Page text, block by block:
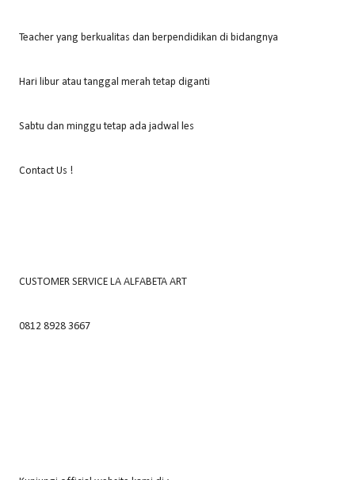
Teacher yang berkualitas dan berpendidikan di bidangnya
Hari libur atau tanggal merah tetap diganti
Sabtu dan minggu tetap ada jadwal les
Contact Us !
CUSTOMER SERVICE LA ALFABETA ART
0812 8928 3667